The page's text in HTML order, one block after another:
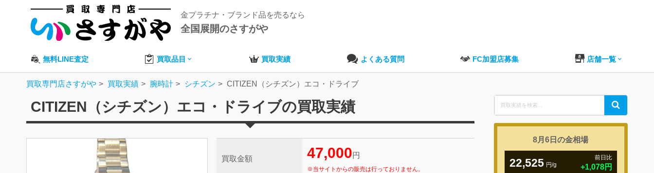
金プラチナ・ブランド品を売るなら
全国展開のさすがや
無料LINE査定 買取品目 買取実績 よくある質問 FC加盟店募集 店舗一覧
買取専門店さすがや 買取実績 腕時計 シチズン CITIZEN（シチズン）エコ・ドライブ
CITIZEN（シチズン）エコ・ドライブの買取実績
買取金額 47,000 円
※当サイトからの販売は行っておりません。
Search
for:
Search
8月6日の金相場
22,525 円/g
前日比
+1,078円